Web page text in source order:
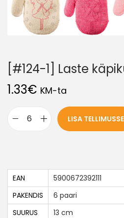
[#124-1] Laste
1.33€ KM-ta
LISA TELLIMUSSE
EAN
5900672392111
PAKENDIS
6 paari
SUURUS
13 cm